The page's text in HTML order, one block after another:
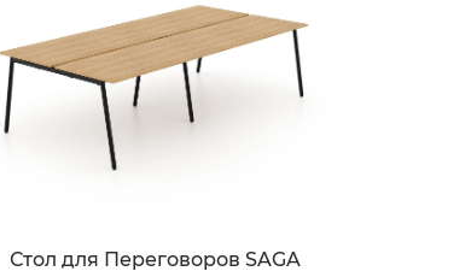
Стол для Переговоров SAGA